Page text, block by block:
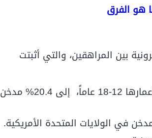
هو الفرق
بين المراهقين، والتي أثبتت
ارتفاع عدد مدخني السجائر الإلكترونية من المراهقين الذين تبلغ أعمارها 12-18 عاماً، إلى 20.4% مدخن